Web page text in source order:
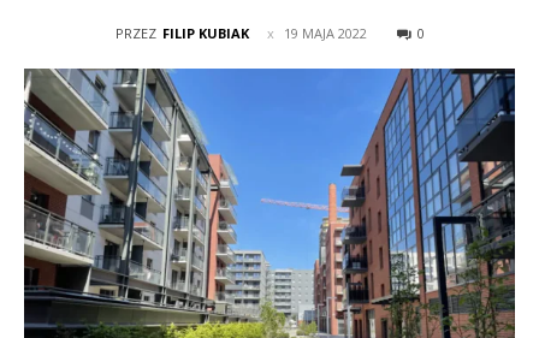
PRZEZ FILIP KUBIAK 19 MAJA 2022 0